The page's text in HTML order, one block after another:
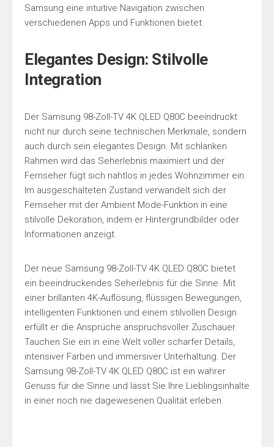
Samsung eine intuitive Navigation zwischen
verschiedenen Apps und Funktionen bietet.
Elegantes Design: Stilvolle
Integration
Der Samsung 98-Zoll-TV 4K QLED Q80C beeindruckt
nicht nur durch seine technischen Merkmale, sondern
auch durch sein elegantes Design. Mit schlanken
Rahmen wird das Seherlebnis maximiert und der
Fernseher fügt sich nahtlos in jedes Wohnzimmer ein.
Im ausgeschalteten Zustand verwandelt sich der
Fernseher mit der Ambient Mode-Funktion in eine
stilvolle Dekoration, indem er Hintergrundbilder oder
Informationen anzeigt.
Der neue Samsung 98-Zoll-TV 4K QLED Q80C bietet
ein beeindruckendes Seherlebnis für die Sinne. Mit
einer brillanten 4K-Auflösung, flüssigen Bewegungen,
intelligenten Funktionen und einem stilvollen Design
erfüllt er die Ansprüche anspruchsvoller Zuschauer.
Tauchen Sie ein in eine Welt voller scharfer Details,
intensiver Farben und immersiver Unterhaltung. Der
Samsung 98-Zoll-TV 4K QLED Q80C ist ein wahrer
Genuss für die Sinne und lässt Sie Ihre Lieblingsinhalte
in einer noch nie dagewesenen Qualität erleben.